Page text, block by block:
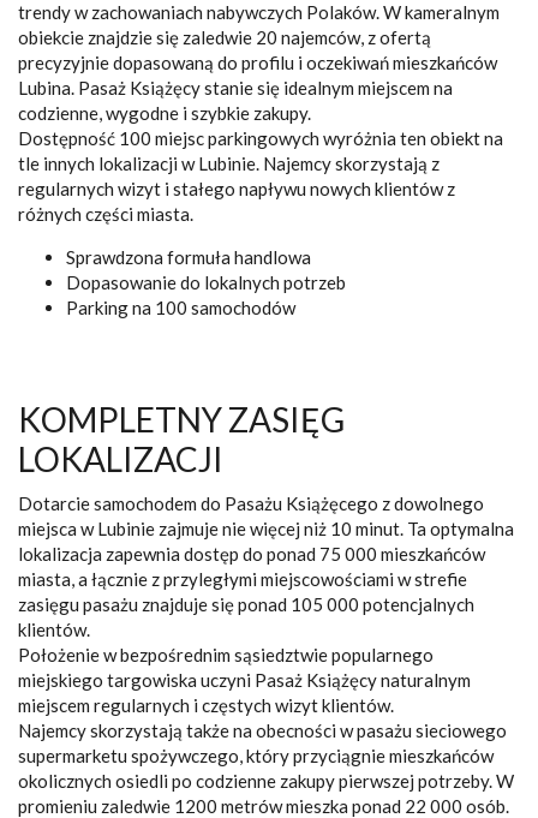
trendy w zachowaniach nabywczych Polaków. W kameralnym
obiekcie znajdzie się zaledwie 20 najemców, z ofertą
precyzyjnie dopasowaną do profilu i oczekiwań mieszkańców
Lubina. Pasaż Książęcy stanie się idealnym miejscem na
codzienne, wygodne i szybkie zakupy.
Dostępność 100 miejsc parkingowych wyróżnia ten obiekt na
tle innych lokalizacji w Lubinie. Najemcy skorzystają z
regularnych wizyt i stałego napływu nowych klientów z
różnych części miasta.
Sprawdzona formuła handlowa
Dopasowanie do lokalnych potrzeb
Parking na 100 samochodów
KOMPLETNY ZASIĘG
LOKALIZACJI
Dotarcie samochodem do Pasażu Książęcego z dowolnego
miejsca w Lubinie zajmuje nie więcej niż 10 minut. Ta optymalna
lokalizacja zapewnia dostęp do ponad 75 000 mieszkańców
miasta, a łącznie z przyległymi miejscowościami w strefie
zasięgu pasażu znajduje się ponad 105 000 potencjalnych
klientów.
Położenie w bezpośrednim sąsiedztwie popularnego
miejskiego targowiska uczyni Pasaż Książęcy naturalnym
miejscem regularnych i częstych wizyt klientów.
Najemcy skorzystają także na obecności w pasażu sieciowego
supermarketu spożywczego, który przyciągnie mieszkańców
okolicznych osiedli po codzienne zakupy pierwszej potrzeby. W
promieniu zaledwie 1200 metrów mieszka ponad 22 000 osób.